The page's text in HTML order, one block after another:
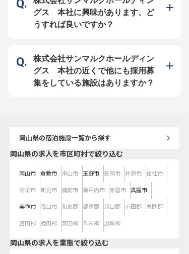
グス 本社に興味があります、ど
うすれば良いですか？
株式会社サンマルクホールディン
グス 本社の近くで他にも採用募
集をしている施設はありますか？
岡山県の宿泊施設一覧から探す
岡山県の求人を市区町村で絞り込む
岡山市 倉敷市 津山市 玉野市 笠岡市 井原市 総社市
高梁市 新見市 備前市 瀬戸内市 赤磐市 真庭市
美作市 浅口市 和気郡 都窪郡 浅口郡 小田郡 真庭郡
苫田郡 勝田郡 英田郡 久米郡 加賀郡
岡山県の求人を業態で絞り込む